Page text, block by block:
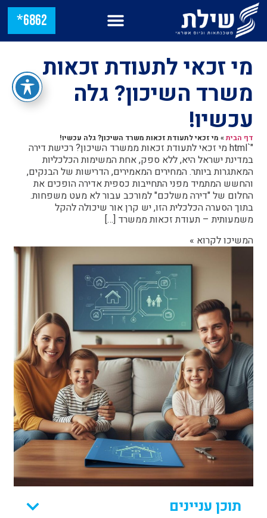
6862*
מי זכאי לתעודת זכאות
משרד השיכון? גלה
עכשיו!
דף הבית» מי זכאי לתעודת זכאות משרד השיכון? גלה עכשיו!
"`html מי זכאי לתעודת זכאות ממשרד השיכון? רכישת דירה
במדינת ישראל היא, ללא ספק, אחת המשימות הכלכליות
המאתגרות ביותר. המחירים המאמירים, הדרישות של הבנקים,
והחשש המתמיד מפני התחייבות כספית אדירה הופכים את
החלום של "דירה משלכם" למורכב עבור לא מעט משפחות.
בתוך הסערה הכלכלית הזו, יש קרן אור שיכולה להקל
משמעותית – תעודת זכאות ממשרד […]
המשיכו לקרוא »
תוכן עניינים